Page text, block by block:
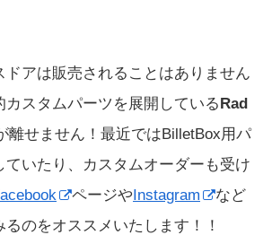
ドアは販売されることはありません
カスタムパーツを展開しているRad
離せません！最近ではBilletBox用パ
ていたり、カスタムオーダーも受け
ページやInstagram
など
のをオススメいたします！！